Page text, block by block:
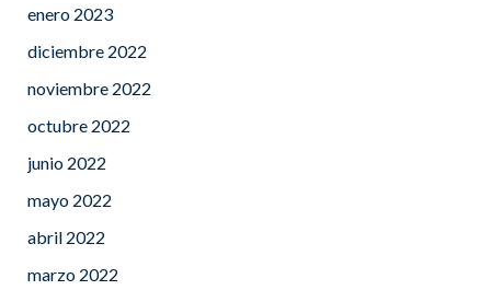
enero 2023
diciembre 2022
noviembre 2022
octubre 2022
junio 2022
mayo 2022
abril 2022
marzo 2022